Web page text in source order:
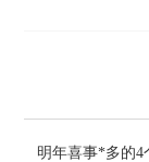
明年喜事*多的4